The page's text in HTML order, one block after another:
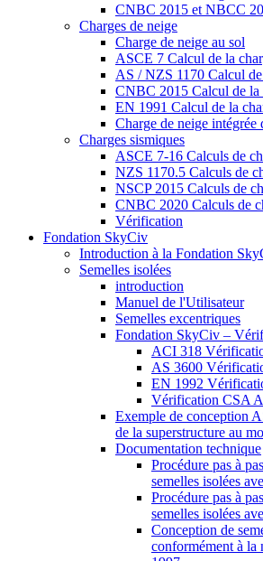
CNBC 2015 et NBCC
Charges de neige
Charge de neige au sol
ASCE 7 Calcul de la
AS / NZS 1170 Calcul
CNBC 2015 Calcul de la
EN 1991 Calcul de la
Charge de neige
Charges sismiques
ASCE 7-16 Calculs de
NZS 1170.5 Calculs de
NSCP 2015 Calculs de
CNBC 2020 Calculs de
Vérification
Fondation SkyCiv
Introduction à la Fondation
Semelles isolées
introduction
Manuel de l'Utilisateur
Semelles excentriques
Fondation SkyCiv –
ACI 318
AS 3600
EN 1992
Vérification CSA
Exemple de conception
de la superstructure au
Documentation technique
Procédure pas à
semelles isolées
Procédure pas à
semelles isolées
Conception de
conformément à